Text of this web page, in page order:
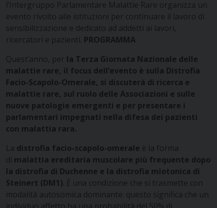
l’Intergruppo Parlamentare Malattie Rare organizza un
evento rivolto alle istituzioni per continuare il lavoro di
sensibilizzazione e dedicato ad addetti ai lavori,
ricercatori e pazienti. PROGRAMMA
Quest’anno, per la Terza Giornata Nazionale delle
malattie rare, il focus dell’evento è sulla Distrofia
Facio-Scapolo-Omerale, si discuterà di ricerca e
malattie rare, sul ruolo delle Associazioni e sulle
nuove patologie emergenti e per presentare i
parlamentari impegnati nella difesa dei pazienti
con malattia rara.
La distrofia facio-scapolo-omerale è la forma
di malattia ereditaria muscolare più frequente dopo
la distrofia di Duchenne e la distrofia miotonica di
Steinert (DM1). È una condizione che si trasmette con
modalità autosomica dominante: questo significa che un